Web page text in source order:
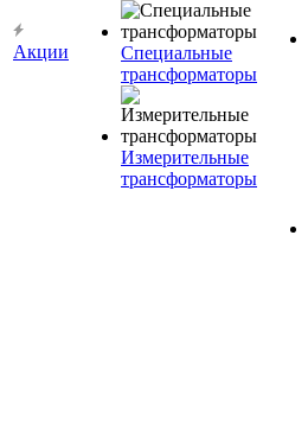
Акции
Специальные
трансформаторы
Измерительные
трансформаторы